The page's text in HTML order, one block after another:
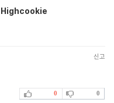
Highcookie
신고
0 0